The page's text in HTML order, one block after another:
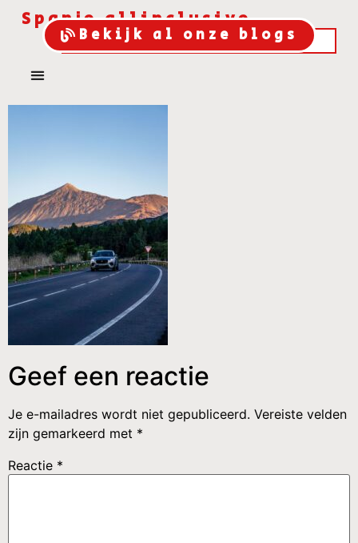
Spanje allinclusive
Bekijk al onze blogs
Geef een reactie
Je e-mailadres wordt niet gepubliceerd. Vereiste velden
zijn gemarkeerd met *
Reactie *